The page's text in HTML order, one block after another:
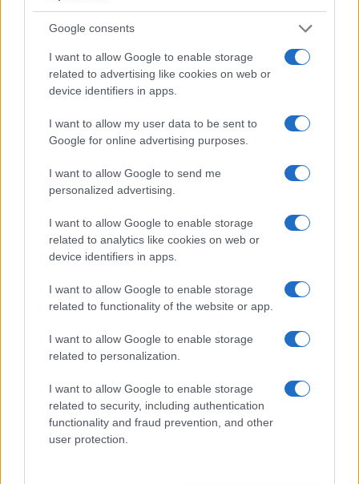
Google consents
I want to allow Google to enable storage
related to advertising like cookies on web or
device identifiers in apps.
I want to allow my user data to be sent to
Google for online advertising purposes.
I want to allow Google to send me
personalized advertising.
I want to allow Google to enable storage
related to analytics like cookies on web or
device identifiers in apps.
I want to allow Google to enable storage
related to functionality of the website or app.
I want to allow Google to enable storage
related to personalization.
I want to allow Google to enable storage
related to security, including authentication
functionality and fraud prevention, and other
user protection.
AUTOR
Diego Martín